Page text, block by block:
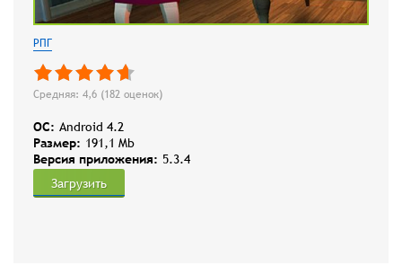
РПГ
Средняя: 4,6 (182 оценок)
OC: Android 4.2
Размер: 191,1 Mb
Версия приложения: 5.3.4
Загрузить